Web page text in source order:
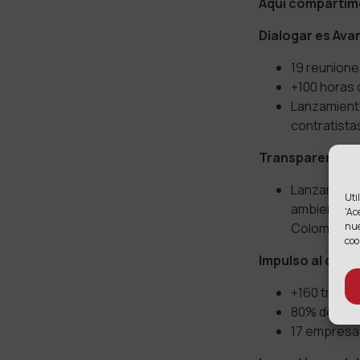
Dialogar es
19
+100
Transparencia
Lanzamos
ambiental
Colombia.
Impulso al
+160
80% de
17